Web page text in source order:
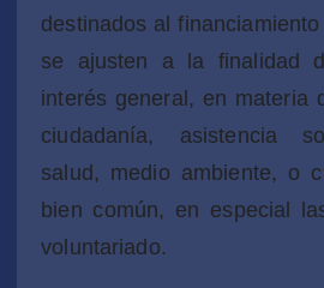
destinados al
se ajusten a la finalidad
interés general, en materia
ciudadanía, asistencia
salud, medio ambiente, o
bien común, en especial
voluntariado.